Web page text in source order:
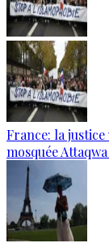
France: la
mosquée